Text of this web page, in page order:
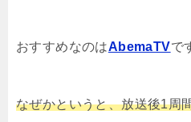
おすすめなのはAbemaTVで
なぜかというと、放送後1周